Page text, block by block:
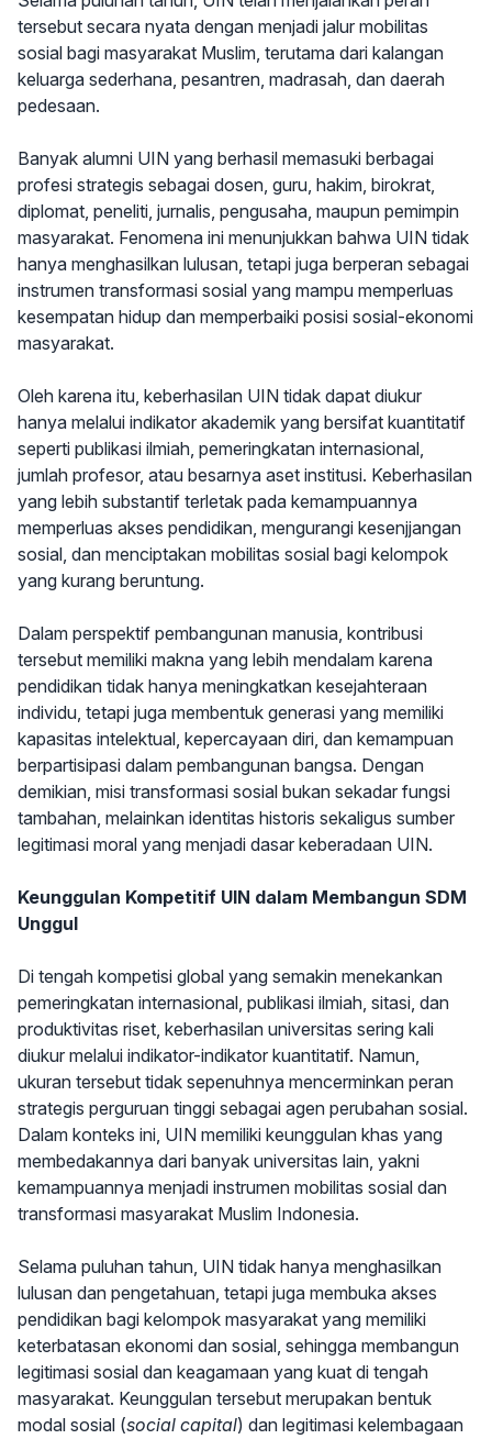
tersebut secara nyata dengan menjadi jalur mobilitas
sosial bagi masyarakat Muslim, terutama dari kalangan
keluarga sederhana, pesantren, madrasah, dan daerah
pedesaan.
Banyak alumni UIN yang berhasil memasuki berbagai
profesi strategis sebagai dosen, guru, hakim, birokrat,
diplomat, peneliti, jurnalis, pengusaha, maupun pemimpin
masyarakat. Fenomena ini menunjukkan bahwa UIN tidak
hanya menghasilkan lulusan, tetapi juga berperan sebagai
instrumen transformasi sosial yang mampu memperluas
kesempatan hidup dan memperbaiki posisi sosial-ekonomi
masyarakat.
Oleh karena itu, keberhasilan UIN tidak dapat diukur
hanya melalui indikator akademik yang bersifat kuantitatif
seperti publikasi ilmiah, pemeringkatan internasional,
jumlah profesor, atau besarnya aset institusi. Keberhasilan
yang lebih substantif terletak pada kemampuannya
memperluas akses pendidikan, mengurangi kesenjjangan
sosial, dan menciptakan mobilitas sosial bagi kelompok
yang kurang beruntung.
Dalam perspektif pembangunan manusia, kontribusi
tersebut memiliki makna yang lebih mendalam karena
pendidikan tidak hanya meningkatkan kesejahteraan
individu, tetapi juga membentuk generasi yang memiliki
kapasitas intelektual, kepercayaan diri, dan kemampuan
berpartisipasi dalam pembangunan bangsa. Dengan
demikian, misi transformasi sosial bukan sekadar fungsi
tambahan, melainkan identitas historis sekaligus sumber
legitimasi moral yang menjadi dasar keberadaan UIN.
Keunggulan Kompetitif UIN dalam Membangun SDM
Unggul
Di tengah kompetisi global yang semakin menekankan
pemeringkatan internasional, publikasi ilmiah, sitasi, dan
produktivitas riset, keberhasilan universitas sering kali
diukur melalui indikator-indikator kuantitatif. Namun,
ukuran tersebut tidak sepenuhnya mencerminkan peran
strategis perguruan tinggi sebagai agen perubahan sosial.
Dalam konteks ini, UIN memiliki keunggulan khas yang
membedakannya dari banyak universitas lain, yakni
kemampuannya menjadi instrumen mobilitas sosial dan
transformasi masyarakat Muslim Indonesia.
Selama puluhan tahun, UIN tidak hanya menghasilkan
lulusan dan pengetahuan, tetapi juga membuka akses
pendidikan bagi kelompok masyarakat yang memiliki
keterbatasan ekonomi dan sosial, sehingga membangun
legitimasi sosial dan keagamaan yang kuat di tengah
masyarakat. Keunggulan tersebut merupakan bentuk
modal sosial (social capital) dan legitimasi kelembagaan